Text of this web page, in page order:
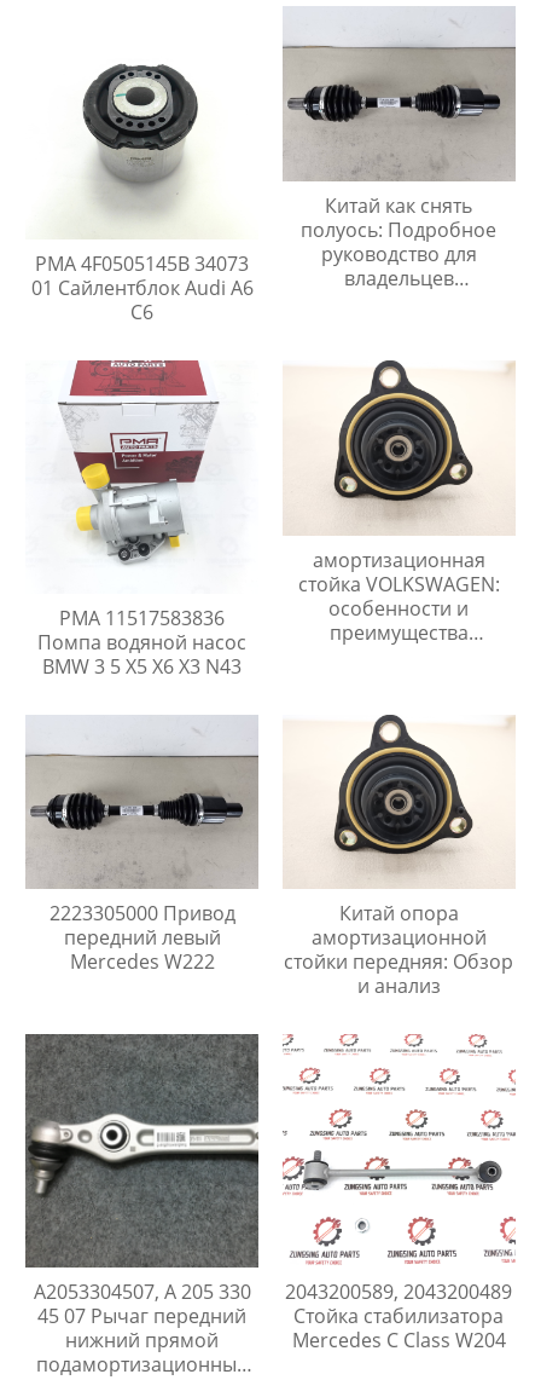
PMA 4F0505145B 34073
01 Сайлентблок Audi A6
C6
Китай как снять
полуось: Подробное
руководство для
владельцев
PMA 11517583836
Помпа водяной насос
BMW 3 5 X5 X6 X3 N43
амортизационная
стойка VOLKSWAGEN:
особенности и
преимущества
2223305000 Привод
передний левый
Mercedes W222
Китай опора
амортизационной
стойки передняя: Обзор
и анализ
A2053304507, A 205 330
45 07 Рычаг передний
нижний прямой
подамортизационный
2043200589, 2043200489
Стойка стабилизатора
Mercedes C Class W204